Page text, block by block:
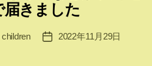
リ
ー
届きました
投
2022年11月29日